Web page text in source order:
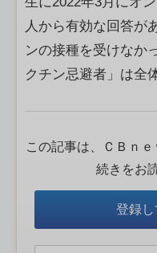
人から有効な回答
ンの接種を受けなか
クチン忌避者」は全
この記事は、ＣＢｎ
続きをお
登録